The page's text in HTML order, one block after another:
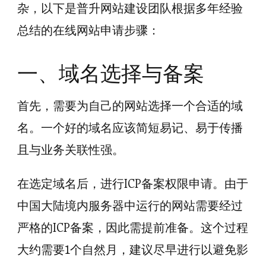
杂，以下是普升网站建设团队根据多年经验
总结的在线网站申请步骤：
一、域名选择与备案
首先，需要为自己的网站选择一个合适的域
名。一个好的域名应该简短易记、易于传播
且与业务关联性强。
在选定域名后，进行ICP备案权限申请。由于
中国大陆境内服务器中运行的网站需要经过
严格的ICP备案，因此需提前准备。这个过程
大约需要1个自然月，建议尽早进行以避免影